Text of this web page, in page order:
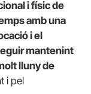
i físic de
amb una
i el
mantenint
lluny de
i pel